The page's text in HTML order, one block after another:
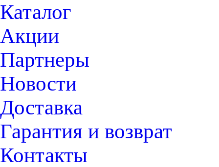
Каталог
Акции
Партнеры
Новости
Доставка
Гарантия и возврат
Контакты